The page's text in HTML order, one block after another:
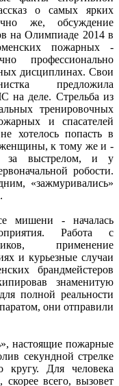
о самых ярких
же, обсуждение
на Олимпиаде 2014 в
пожарных -
профессионально
дисциплинах. Свои
предложила
на деле. Стрельба из
тренировочных
и спасателей
хотелось попасть в
женщины, к тому же и -
за выстрелом, и у
робости.
«зажмуривались»
мишени - началась
Работа с
применение
и курьезные случаи
брандмейстеров
знаменитую
полной реальности
они отправили
настоящие пожарные
секундной стрелке
Для человека
скорее всего, вызовет